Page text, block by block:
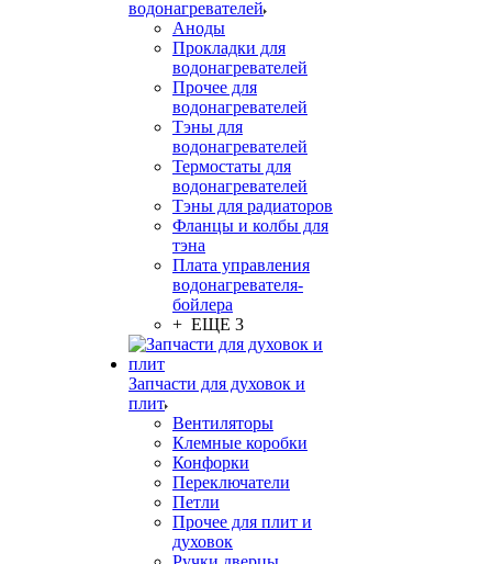
водонагревателей
Аноды
Прокладки для
водонагревателей
Прочее для
водонагревателей
Тэны для
водонагревателей
Термостаты для
водонагревателей
Тэны для радиаторов
Фланцы и колбы для
тэна
Плата управления
водонагревателя-
бойлера
+ ЕЩЕ 3
Запчасти для духовок и
плит
Вентиляторы
Клемные коробки
Конфорки
Переключатели
Петли
Прочее для плит и
духовок